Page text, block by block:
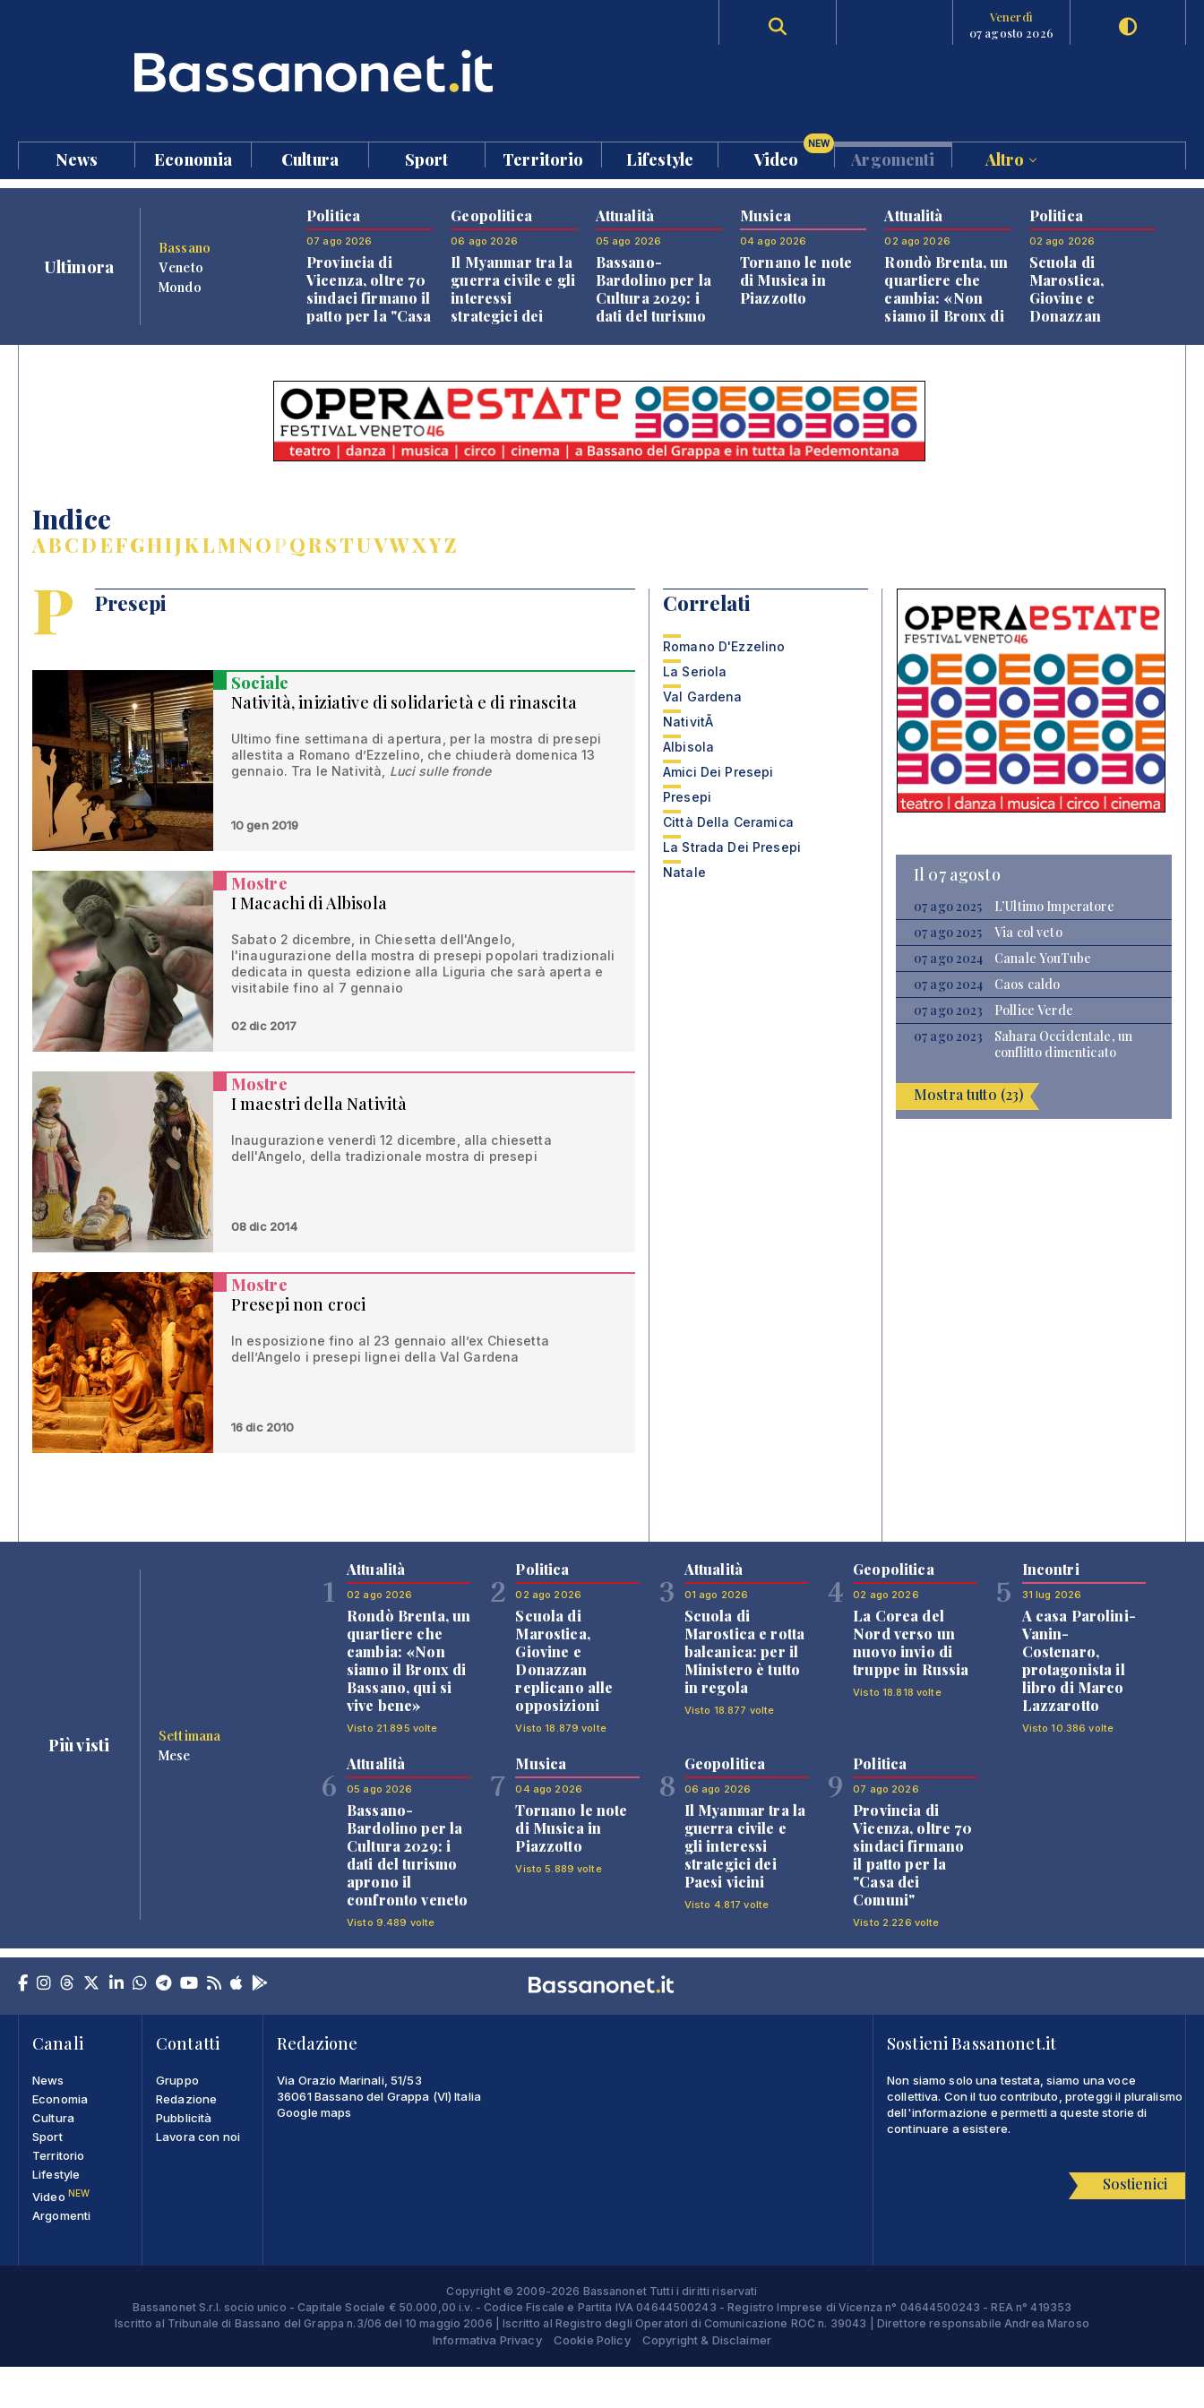
Venerdì
07 agosto 2026
News Economia Cultura Sport Territorio Lifestyle Video
NEW
Argomenti Altro
Ultimora
Bassano
Veneto
Mondo
Politica
07 ago 2026
Provincia di
Vicenza, oltre 70
sindaci firmano il
patto per la "Casa
Geopolitica
06 ago 2026
Il Myanmar tra la
guerra civile e gli
interessi
strategici dei
Attualità
05 ago 2026
Bassano-
Bardolino per la
Cultura 2029: i
dati del turismo
Musica
04 ago 2026
Tornano le note
di Musica in
Piazzotto
Attualità
02 ago 2026
Rondò Brenta, un
quartiere che
cambia: «Non
siamo il Bronx di
Politica
02 ago 2026
Scuola di
Marostica,
Giovine e
Donazzan
Indice
ABCDEFGHIJKLMNOPQRSTUVWXYZ
P Presepi
Sociale
Natività, iniziative di solidarietà e di rinascita
Ultimo fine settimana di apertura, per la mostra di presepi
allestita a Romano d’Ezzelino, che chiuderà domenica 13
gennaio. Tra le Natività, Luci sulle fronde
10 gen 2019
Mostre
I Macachi di Albisola
Sabato 2 dicembre, in Chiesetta dell'Angelo,
l'inaugurazione della mostra di presepi popolari tradizionali
dedicata in questa edizione alla Liguria che sarà aperta e
visitabile fino al 7 gennaio
02 dic 2017
Mostre
I maestri della Natività
Inaugurazione venerdì 12 dicembre, alla chiesetta
dell'Angelo, della tradizionale mostra di presepi
08 dic 2014
Mostre
Presepi non croci
In esposizione fino al 23 gennaio all’ex Chiesetta
dell’Angelo i presepi lignei della Val Gardena
16 dic 2010
Correlati
Romano D'Ezzelino
La Seriola
Val Gardena
NativitÃ
Albisola
Amici Dei Presepi
Presepi
Città Della Ceramica
La Strada Dei Presepi
Natale
Il 07 agosto
07 ago 2025
L’Ultimo Imperatore
07 ago 2025
Via col veto
07 ago 2024
Canale YouTube
07 ago 2024
Caos caldo
07 ago 2023
Pollice Verde
07 ago 2023
Sahara Occidentale, un
conflitto dimenticato
Mostra tutto (23)
Più visti
Settimana
Mese
1
Attualità
02 ago 2026
Rondò Brenta, un
quartiere che
cambia: «Non
siamo il Bronx di
Bassano, qui si
vive bene»
Visto 21.895 volte
2
Politica
02 ago 2026
Scuola di
Marostica,
Giovine e
Donazzan
replicano alle
opposizioni
Visto 18.879 volte
3
Attualità
01 ago 2026
Scuola di
Marostica e rotta
balcanica: per il
Ministero è tutto
in regola
Visto 18.877 volte
4
Geopolitica
02 ago 2026
La Corea del
Nord verso un
nuovo invio di
truppe in Russia
Visto 18.818 volte
5
Incontri
31 lug 2026
A casa Parolini-
Vanin-
Costenaro,
protagonista il
libro di Marco
Lazzarotto
Visto 10.386 volte
6
Attualità
05 ago 2026
Bassano-
Bardolino per la
Cultura 2029: i
dati del turismo
aprono il
confronto veneto
Visto 9.489 volte
7
Musica
04 ago 2026
Tornano le note
di Musica in
Piazzotto
Visto 5.889 volte
8
Geopolitica
06 ago 2026
Il Myanmar tra la
guerra civile e
gli interessi
strategici dei
Paesi vicini
Visto 4.817 volte
9
Politica
07 ago 2026
Provincia di
Vicenza, oltre 70
sindaci firmano
il patto per la
"Casa dei
Comuni"
Visto 2.226 volte
Canali
News
Economia
Cultura
Sport
Territorio
Lifestyle
Video NEW
Argomenti
Contatti
Gruppo
Redazione
Pubblicità
Lavora con noi
Redazione
Via Orazio Marinali, 51/53
36061 Bassano del Grappa (VI) Italia
Google maps
Sostieni Bassanonet.it
Non siamo solo una testata, siamo una voce
collettiva. Con il tuo contributo, proteggi il pluralismo
dell'informazione e permetti a queste storie di
continuare a esistere.
Sostienici
Copyright © 2009-2026 Bassanonet Tutti i diritti riservati
Bassanonet S.r.l. socio unico - Capitale Sociale € 50.000,00 i.v. - Codice Fiscale e Partita IVA 04644500243 - Registro Imprese di Vicenza n° 04644500243 - REA n° 419353
Iscritto al Tribunale di Bassano del Grappa n.3/06 del 10 maggio 2006 | Iscritto al Registro degli Operatori di Comunicazione ROC n. 39043 | Direttore responsabile Andrea Maroso
Informativa Privacy Cookie Policy Copyright & Disclaimer